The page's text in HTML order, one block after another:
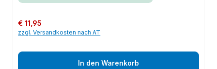
Regulärer Preis:
€ 11,95
zzgl. Versandkosten nach AT
In den Warenkorb